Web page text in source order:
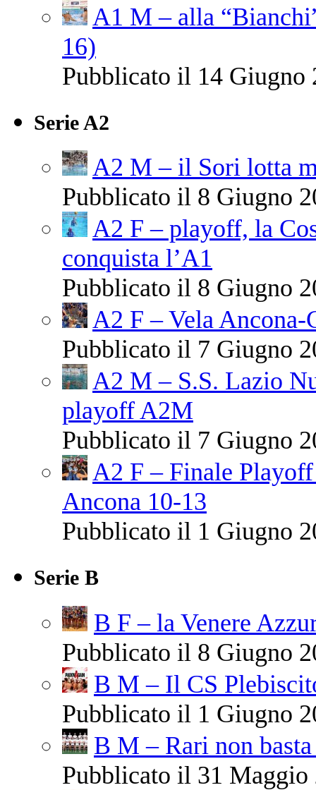
A1 M – alla
16)
Pubblicato il 14 Giugno
Serie A2
A2 M – il Sori lotta
Pubblicato il 8 Giugno
A2 F – playoff, la
conquista l’A1
Pubblicato il 8 Giugno
A2 F – Vela
Pubblicato il 7 Giugno
A2 M – S.S. Lazio
playoff A2M
Pubblicato il 7 Giugno
A2 F – Finale
Ancona 10-13
Pubblicato il 1 Giugno
Serie B
B F – la Venere
Pubblicato il 8 Giugno
B M – Il CS
Pubblicato il 1 Giugno
B M – Rari non
Pubblicato il 31 Maggio